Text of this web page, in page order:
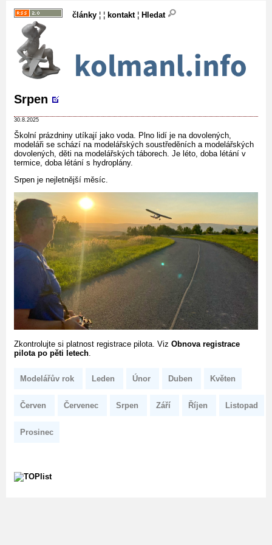
články ¦ ¦ kontakt¦ Hledat
Srpen
30.8.2025
Školní prázdniny utíkají jako voda. Plno lidí je na dovolených,
modeláři se schází na modelářských soustředěních a modelářských
dovolených, děti na modelářských táborech. Je léto, doba létání v
termice, doba létání s hydroplány.
Srpen je nejletnější měsíc.
Zkontrolujte si platnost registrace pilota. Viz Obnova registrace
pilota po pěti letech
Modelářův rok Leden Únor Duben Květen
Červen Červenec Srpen Září Říjen Listopad
Prosinec